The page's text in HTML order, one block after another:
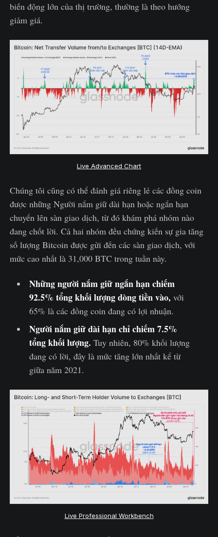
biến động lớn của thị trường, thường là theo hướng
giảm giá.
Live Advanced Chart
Chúng tôi cũng có thể đánh giá riêng lẻ các đồng coin
được những Người nắm giữ dài hạn hoặc ngắn hạn
chuyển lên sàn giao dịch, từ đó khám phá nhóm nào
đang chốt lời. Cả hai nhóm đều chứng kiến sự gia tăng
số lượng Bitcoin được gửi đến các sàn giao dịch, với
mức cao nhất là 31,000 BTC trong tuần này.
Những người nắm giữ ngắn hạn chiếm
92.5% tổng khối lượng dòng tiền vào, với
65% là các đồng coin đang có lợi nhuận.
Người nắm giữ dài hạn chỉ chiếm 7.5%
tổng khối lượng. Tuy nhiên, 80% khối lượng
đang có lời, đây là mức tăng lớn nhất kể từ
giữa năm 2021.
Live Professional Workbench